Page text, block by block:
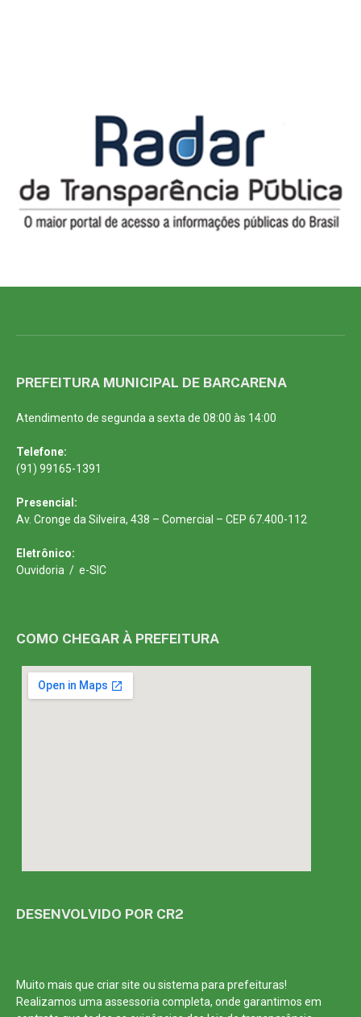
PREFEITURA MUNICIPAL DE BARCARENA
Atendimento de segunda a sexta de 08:00 às 14:00
Telefone:
(91) 99165-1391
Presencial:
Av. Cronge da Silveira, 438 – Comercial – CEP 67.400-112
Eletrônico:
Ouvidoria / e-SIC
COMO CHEGAR À PREFEITURA
DESENVOLVIDO POR CR2
Muito mais que criar site ou sistema para prefeituras!
Realizamos uma assessoria completa, onde garantimos em